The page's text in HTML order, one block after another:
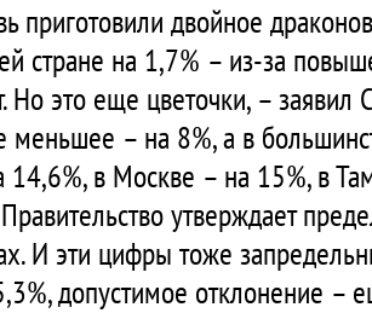
приготовили двойное
стране на 1,7% – из-за
Но это еще цветочки, –
меньшее – на 8%, а в
14,6%, в Москве – на 15%, в
утверждает
И эти цифры тоже
допустимое отклонение –